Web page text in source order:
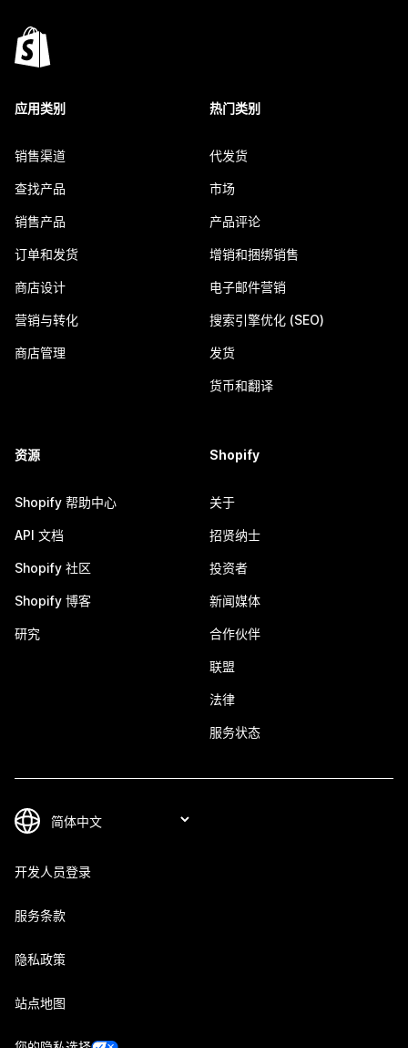
应用类别
销售渠道
查找产品
销售产品
订单和发货
商店设计
营销与转化
商店管理
热门类别
代发货
市场
产品评论
增销和捆绑销售
电子邮件营销
搜索引擎优化 (SEO)
发货
货币和翻译
资源
Shopify 帮助中心
API 文档
Shopify 社区
Shopify 博客
研究
Shopify
关于
招贤纳士
投资者
新闻媒体
合作伙伴
联盟
法律
服务状态
开发人员登录
服务条款
隐私政策
站点地图